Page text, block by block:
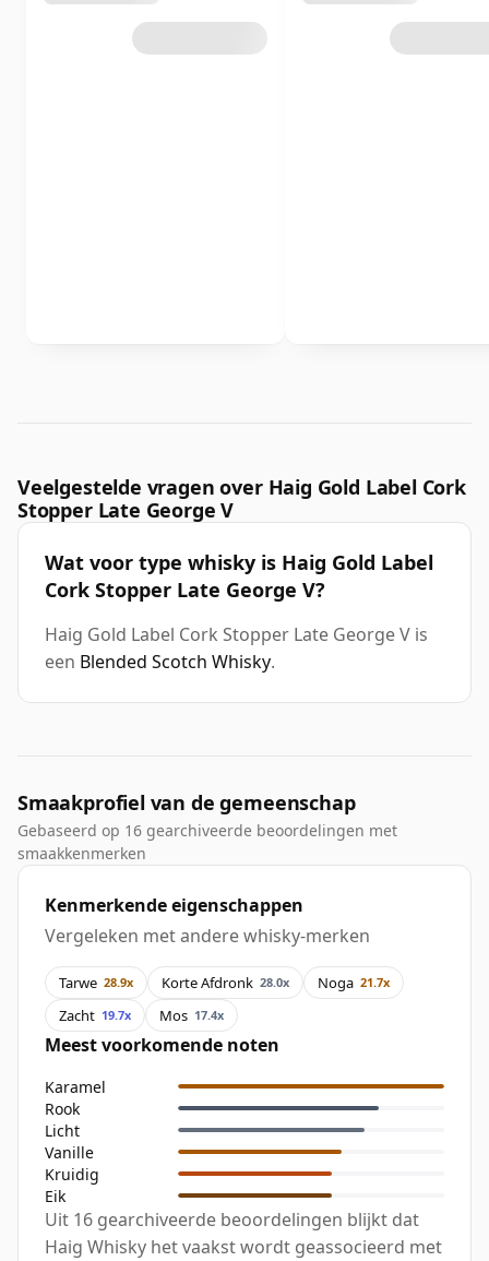
Veelgestelde vragen over Haig Gold Label Cork
Stopper Late George V
Wat voor type whisky is Haig Gold Label
Cork Stopper Late George V?
Haig Gold Label Cork Stopper Late George V is
een Blended Scotch Whisky.
Smaakprofiel van de gemeenschap
Gebaseerd op 16 gearchiveerde beoordelingen met
smaakkenmerken
Kenmerkende eigenschappen
Vergeleken met andere whisky-merken
Tarwe 28.9x Korte Afdronk 28.0x Noga 21.7x
Zacht 19.7x Mos 17.4x
Meest voorkomende noten
Karamel
Rook
Licht
Vanille
Kruidig
Eik
Uit 16 gearchiveerde beoordelingen blijkt dat
Haig Whisky het vaakst wordt geassocieerd met